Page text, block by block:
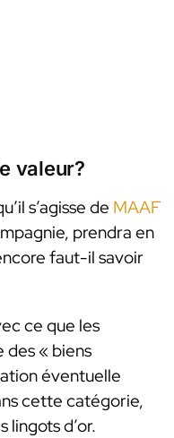
valeur?
s’agisse de MAAF
prendra en
faut-il savoir
ce que les
des « biens
éventuelle
cette catégorie,
lingots d’or.